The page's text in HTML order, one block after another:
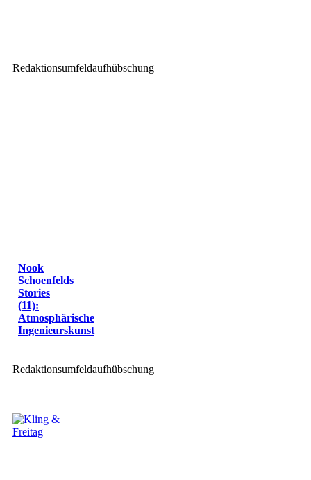
Redaktionsumfeldaufhübschung
Nook
Schoenfelds
Stories
(11):
Atmosphärische
Ingenieurskunst
Redaktionsumfeldaufhübschung